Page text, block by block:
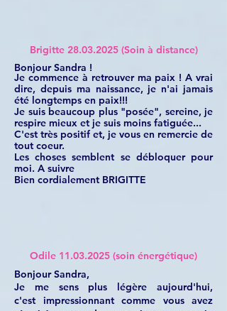
Brigitte 28.03.2025(Soin à distance)
Bonjour Sandra !
Je commence à retrouver ma paix ! A vrai
dire, depuis ma naissance, je n'ai jamais
été longtemps en paix!!!
Je suis beaucoup plus "posée", sereine, je
respire mieux et je suis moins fatiguée...
C'est très positif et, je vous en remercie de
tout coeur.
Les choses semblent se débloquer pour
moi. A suivre
Bien cordialement BRIGITTE
Odile 11.03.2025 (soin énergétique)
Bonjour Sandra,
Je me sens plus légère aujourd'hui,
c'est impressionnant comme vous avez